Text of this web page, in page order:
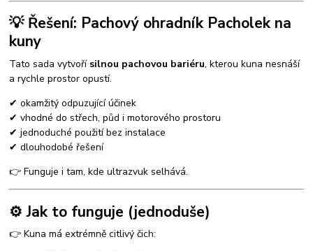
💡 Řešení: Pachový ohradník Pacholek na
kuny
Tato sada vytvoří silnou pachovou bariéru, kterou kuna nesnáší
a rychle prostor opustí.
✔ okamžitý odpuzující účinek
✔ vhodné do střech, půd i motorového prostoru
✔ jednoduché použití bez instalace
✔ dlouhodobé řešení
👉 Funguje i tam, kde ultrazvuk selhává.
⚙️ Jak to funguje (jednoduše)
👉 Kuna má extrémně citlivý čich: